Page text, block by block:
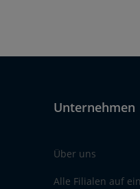
Unternehmen
Über uns
Alle Filialen auf